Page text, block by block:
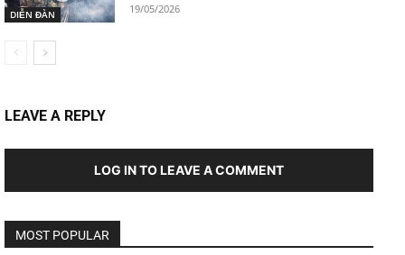
DIỄN ĐÀN 19/05/2026
LEAVE A REPLY
LOG IN TO LEAVE A COMMENT
MOST POPULAR